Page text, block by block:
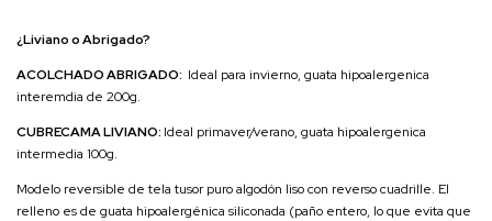
¿Liviano o Abrigado?
ACOLCHADO ABRIGADO: Ideal para invierno, guata hipoalergenica
interemdia de 200g.
CUBRECAMA LIVIANO: Ideal primaver/verano, guata hipoalergenica
intermedia 100g.
Modelo reversible de tela tusor puro algodón liso con reverso cuadrille. El
relleno es de guata hipoalergénica siliconada (paño entero, lo que evita que